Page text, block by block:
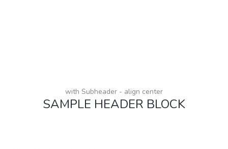
with Subheader - align center
SAMPLE HEADER BLOCK